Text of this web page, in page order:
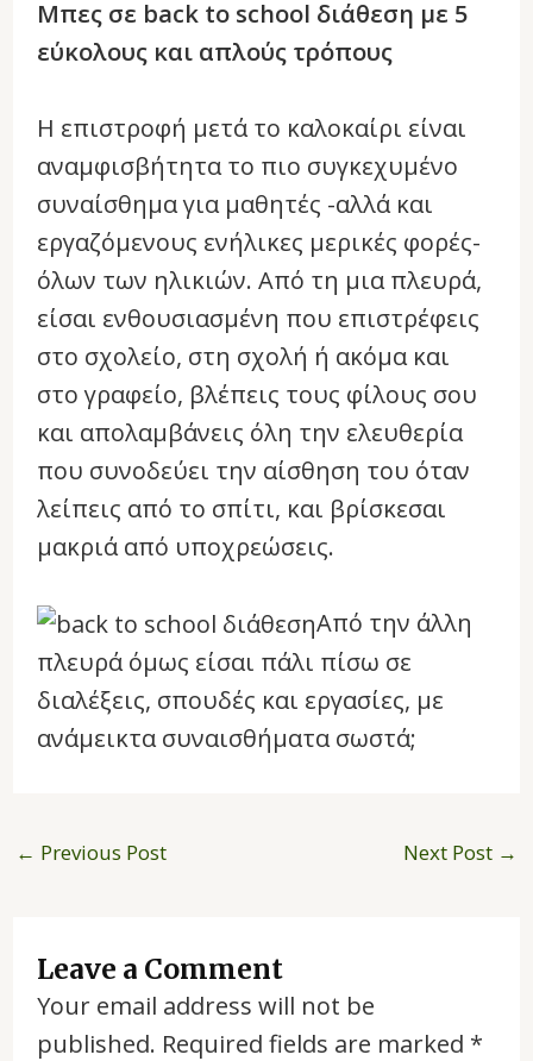
Μπες σε back to school διάθεση με 5
εύκολους και απλούς τρόπους
Η επιστροφή μετά το καλοκαίρι είναι
αναμφισβήτητα το πιο συγκεχυμένο
συναίσθημα για μαθητές -αλλά και
εργαζόμενους ενήλικες μερικές φορές-
όλων των ηλικιών. Από τη μια πλευρά,
είσαι ενθουσιασμένη που επιστρέφεις
στο σχολείο, στη σχολή ή ακόμα και
στο γραφείο, βλέπεις τους φίλους σου
και απολαμβάνεις όλη την ελευθερία
που συνοδεύει την αίσθηση του όταν
λείπεις από το σπίτι, και βρίσκεσαι
μακριά από υποχρεώσεις.
Από την άλλη
πλευρά όμως είσαι πάλι πίσω σε
διαλέξεις, σπουδές και εργασίες, με
ανάμεικτα συναισθήματα σωστά;
← Previous Post Next Post →
Leave a Comment
Your email address will not be
published. Required fields are marked *